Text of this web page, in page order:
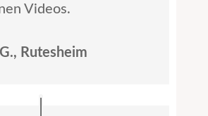
Videos.
Rutesheim